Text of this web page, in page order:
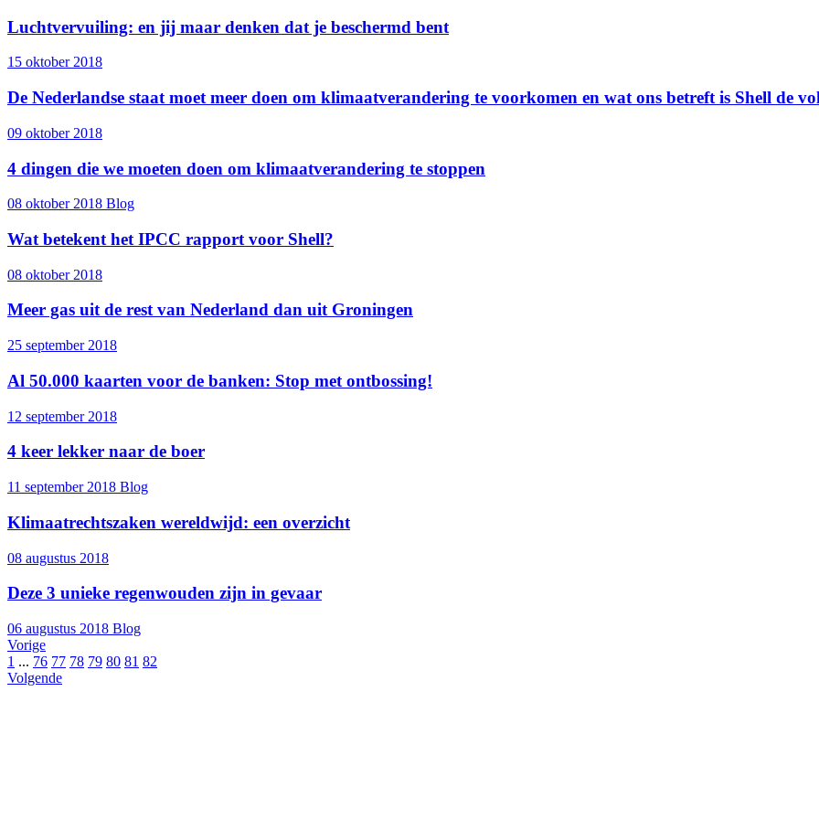
Luchtvervuiling: en jij maar denken dat je beschermd bent
15 oktober 2018
De Nederlandse staat moet meer doen om klimaatverandering te voorkomen en wat ons betreft is Shell de
09 oktober 2018
4 dingen die we moeten doen om klimaatverandering te stoppen
08 oktober 2018 Blog
Wat betekent het IPCC rapport voor Shell?
08 oktober 2018
Meer gas uit de rest van Nederland dan uit Groningen
25 september 2018
Al 50.000 kaarten voor de banken: Stop met ontbossing!
12 september 2018
4 keer lekker naar de boer
11 september 2018 Blog
Klimaatrechtszaken wereldwijd: een overzicht
08 augustus 2018
Deze 3 unieke regenwouden zijn in gevaar
06 augustus 2018 Blog
Vorige
1 ... 76 77 78 79 80 81 82
Volgende